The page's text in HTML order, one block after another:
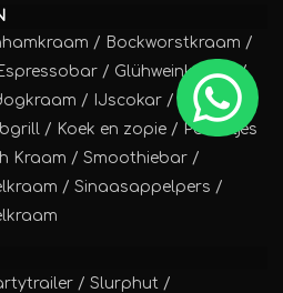
/ Bockworstkraam /
/ Glühweinkraam
/
/ IJscokar /
/ Koek en zopie / Poffertjes
Kraam / Smoothiebar /
/ Sinaasappelpers /
/ Slurphut /